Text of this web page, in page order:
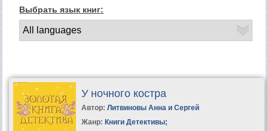
Выбрать язык книг:
У ночного костра
Автор: Литвиновы Анна и Сергей
Жанр: Книги Детективы;